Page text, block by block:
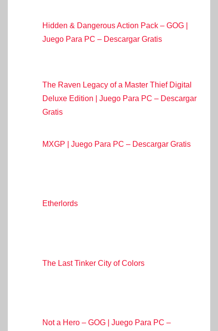
Hidden & Dangerous Action Pack – GOG |
Juego Para PC – Descargar Gratis
The Raven Legacy of a Master Thief Digital
Deluxe Edition | Juego Para PC – Descargar
Gratis
MXGP | Juego Para PC – Descargar Gratis
Etherlords
The Last Tinker City of Colors
Not a Hero – GOG | Juego Para PC –